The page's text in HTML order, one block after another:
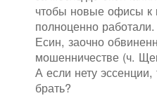
чтобы новые офисы к
полноценно
Есин, заочно
мошенничестве (ч.
А если нету эссенции,
брать?